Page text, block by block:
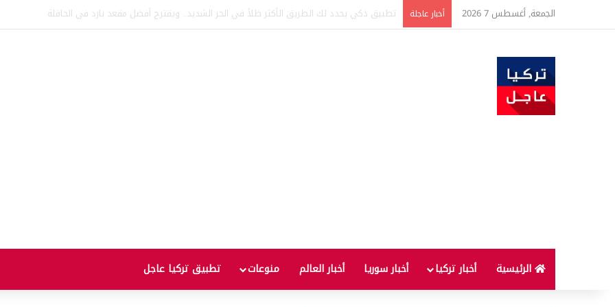
الجمعة, أغسطس 7 2026 أخبار عاجلة تركيا وسوريا توقعان اتفاقية لإنشاء “الجامعة السورية التركية” في دمشق.. منح دراسية واعتراف بالشهادات
الرئيسية أخبار تركيا أخبار سوريا أخبار العالم منوعات تطبيق تركيا عاجل